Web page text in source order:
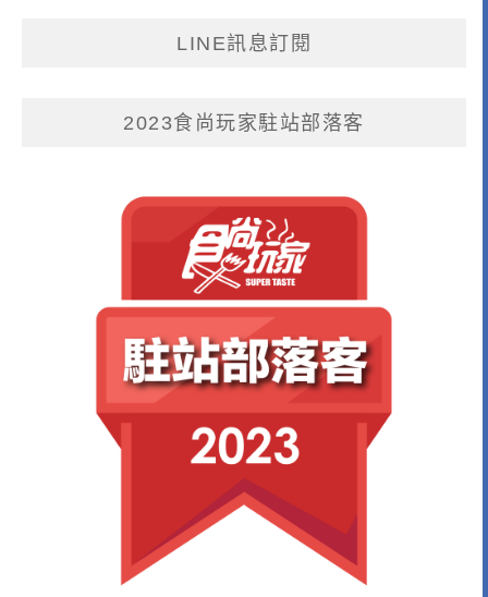
LINE訊息訂閱
2023食尚玩家駐站部落客